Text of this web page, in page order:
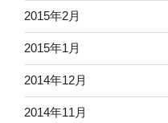
2015年2月
2015年1月
2014年12月
2014年11月